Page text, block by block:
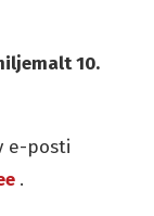
10.
e-posti
.